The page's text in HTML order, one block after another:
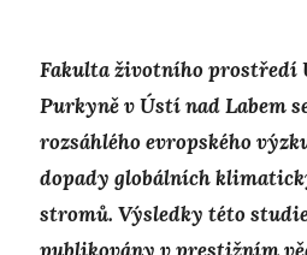
Fakulta životního prostředí
Purkyně v Ústí nad Labem
rozsáhlého evropského
dopady globálních
stromů. Výsledky této